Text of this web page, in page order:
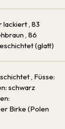
lackiert , 83
, 86
(glatt)
, Füsse:
schwarz
Birke (Polen